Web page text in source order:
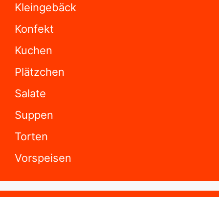
Kleingebäck
Konfekt
Kuchen
Plätzchen
Salate
Suppen
Torten
Vorspeisen